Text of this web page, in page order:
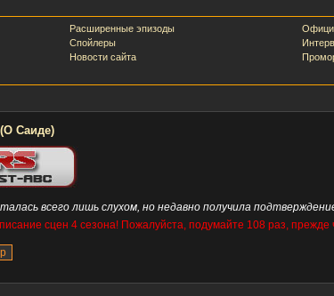
Расширенные эпизоды
Спойлеры
Новости сайта
Саиде)
всего лишь слухом, но недавно получила
сцен 4 сезона! Пожалуйста, подумайте 108 раз, прежде